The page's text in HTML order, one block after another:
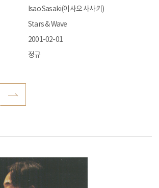
Isao Sasaki(이사오 사사키)
Stars & Wave
2001-02-01
정규